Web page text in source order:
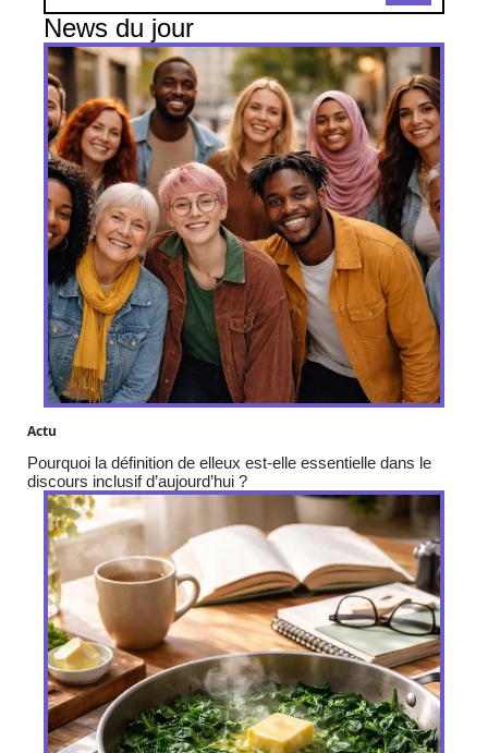
News du jour
Actu
Pourquoi la définition de elleux est-elle essentielle dans le
discours inclusif d’aujourd’hui ?